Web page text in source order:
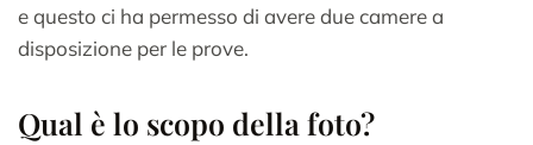
e questo ci ha permesso di avere due camere a
disposizione per le prove.
Qual è lo scopo della foto?